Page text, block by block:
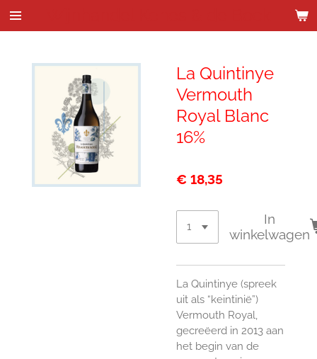
Ga
direct
La Quintinye
Vermouth
Royal Blanc
16%
€ 18,35
In
winkelwagen
La Quintinye (spreek
uit als “keintinië”)
Vermouth Royal,
gecreëerd in 2013 aan
het begin van de